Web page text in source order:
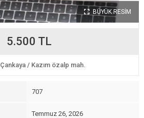
BÜYÜK RESİM
5.500 TL
Çankaya / Kazım özalp mah.
707
Temmuz 26, 2026